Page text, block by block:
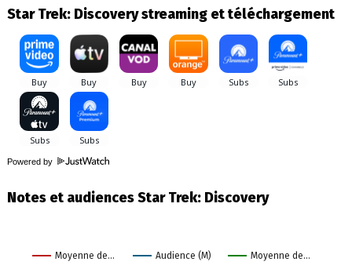
Star Trek: Discovery streaming et téléchargement
Powered by
Notes et audiences Star Trek: Discovery
Moyenne de… Audience (M) Moyenne de…